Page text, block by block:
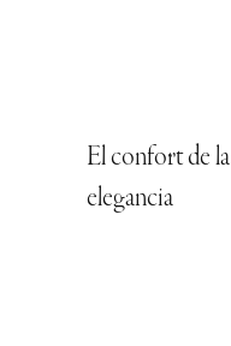
El confort de la
elegancia